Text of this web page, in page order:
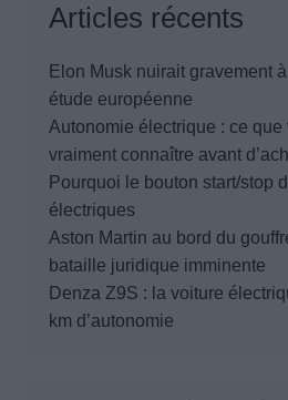
Articles récents
Elon Musk nuirait gravement
étude européenne
Autonomie électrique : ce que
vraiment connaître avant
Pourquoi le bouton start/stop
électriques
Aston Martin au bord du
bataille juridique imminente
Denza Z9S : la voiture
km d’autonomie